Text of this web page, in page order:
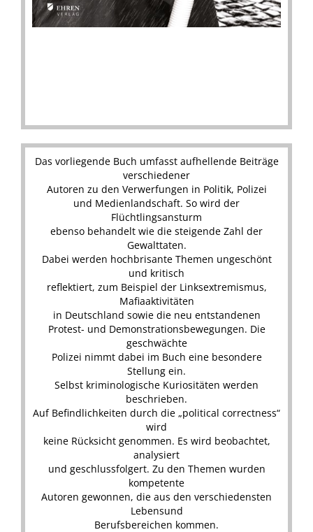
Das vorliegende Buch umfasst aufhellende Beiträge
verschiedener
Autoren zu den Verwerfungen in Politik, Polizei
und Medienlandschaft. So wird der
Flüchtlingsansturm
ebenso behandelt wie die steigende Zahl der
Gewalttaten.
Dabei werden hochbrisante Themen ungeschönt
und kritisch
reflektiert, zum Beispiel der Linksextremismus,
Mafiaaktivitäten
in Deutschland sowie die neu entstandenen
Protest- und Demonstrationsbewegungen. Die
geschwächte
Polizei nimmt dabei im Buch eine besondere
Stellung ein.
Selbst kriminologische Kuriositäten werden
beschrieben.
Auf Befindlichkeiten durch die „political correctness“
wird
keine Rücksicht genommen. Es wird beobachtet,
analysiert
und geschlussfolgert. Zu den Themen wurden
kompetente
Autoren gewonnen, die aus den verschiedensten
Lebensund
Berufsbereichen kommen.